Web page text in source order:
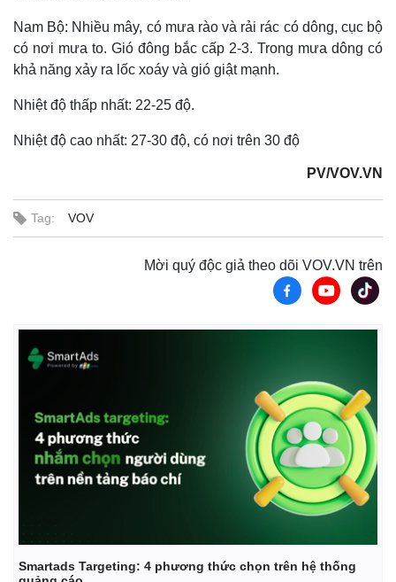
Kinh tế
Thị trường
Giá vàng
Tỷ giá
Chứng khoán
Nam Bộ: Nhiều mây, có mưa rào và rải rác có dông, cục bộ
có nơi mưa to. Gió đông bắc cấp 2-3. Trong mưa dông có
khả năng xảy ra lốc xoáy và gió giật mạnh.
Nhiệt độ thấp nhất: 22-25 độ.
Nhiệt độ cao nhất: 27-30 độ, có nơi trên 30 độ
PV/VOV.VN
Tag: VOV
Mời quý độc giả theo dõi VOV.VN trên
Smartads Targeting: 4 phương thức chọn trên hệ thống